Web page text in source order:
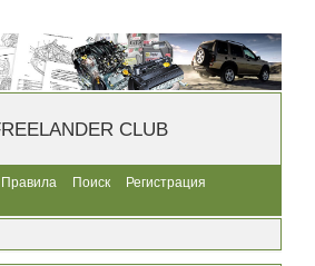
CLUB
Правила Поиск
Регистрация